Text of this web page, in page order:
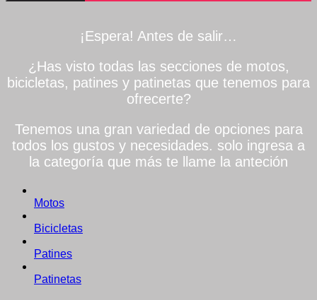
¡Espera! Antes de salir…
¿Has visto todas las secciones de motos,
bicicletas, patines y patinetas que tenemos para
ofrecerte?
Tenemos una gran variedad de opciones para
todos los gustos y necesidades. solo ingresa a
la categoría que más te llame la anteción
Motos
Bicicletas
Patines
Patinetas